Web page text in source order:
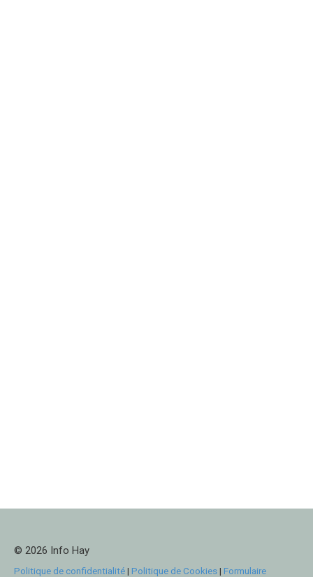
© 2026 Info Hay
Politique de confidentialité| Politique de Cookies| Formulaire